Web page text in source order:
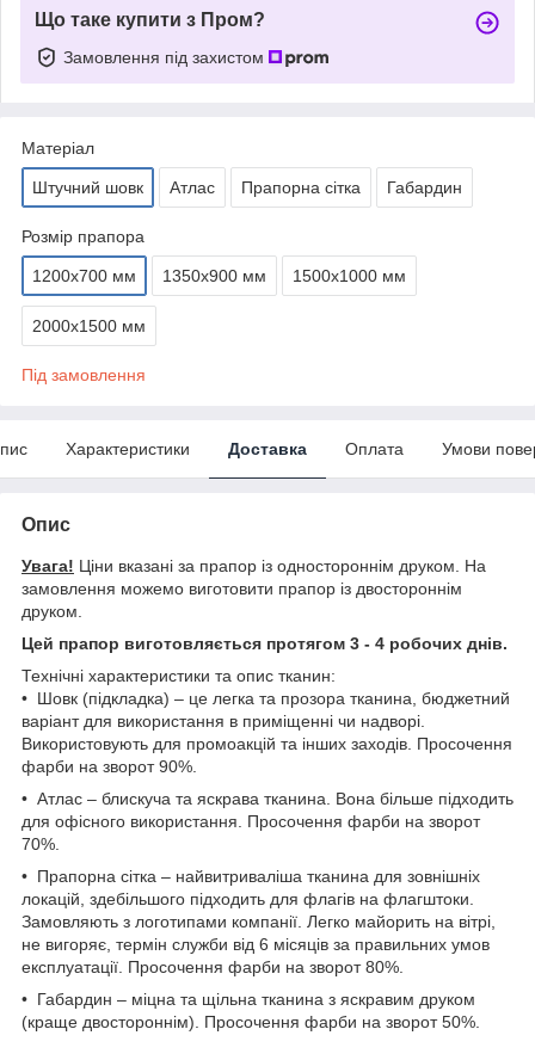
Що таке купити з Пром?
Замовлення під захистом
Матеріал
Штучний шовк Атлас Прапорна сітка Габардин
Розмір прапора
1200х700 мм 1350х900 мм 1500х1000 мм
2000х1500 мм
Під замовлення
Характеристики Доставка Оплата Умови
Опис
Увага! Ціни вказані за прапор із одностороннім друком. На
замовлення можемо виготовити прапор із двостороннім
друком.
Цей прапор виготовляється протягом 3 - 4 робочих днів.
Технічні характеристики та опис тканин:
• Шовк (підкладка) – це легка та прозора тканина, бюджетний
варіант для використання в приміщенні чи надворі.
Використовують для промоакцій та інших заходів. Просочення
фарби на зворот 90%.
• Атлас – блискуча та яскрава тканина. Вона більше підходить
для офісного використання. Просочення фарби на зворот
70%.
• Прапорна сітка – найвитриваліша тканина для зовнішніх
локацій, здебільшого підходить для флагів на флагштоки.
Замовляють з логотипами компанії. Легко майорить на вітрі,
не вигоряє, термін служби від 6 місяців за правильних умов
експлуатації. Просочення фарби на зворот 80%.
• Габардин – міцна та щільна тканина з яскравим друком
(краще двостороннім). Просочення фарби на зворот 50%.